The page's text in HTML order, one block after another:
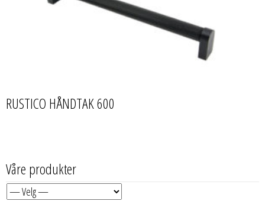
RUSTICO HÅNDTAK 600
Våre produkter